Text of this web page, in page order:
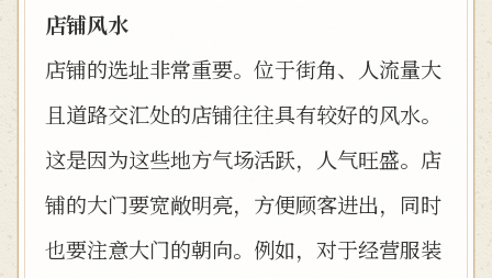
店铺风水
店铺的选址非常重要。位于街角、人流量大
且道路交汇处的店铺往往具有较好的风水。
这是因为这些地方气场活跃，人气旺盛。店
铺的大门要宽敞明亮，方便顾客进出，同时
也要注意大门的朝向。例如，对于经营服装